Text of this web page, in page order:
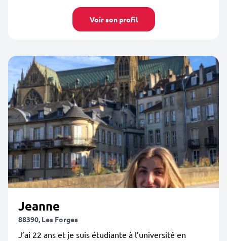
Voir son profil
Jeanne
88390, Les Forges
J’ai 22 ans et je suis étudiante à l’université en